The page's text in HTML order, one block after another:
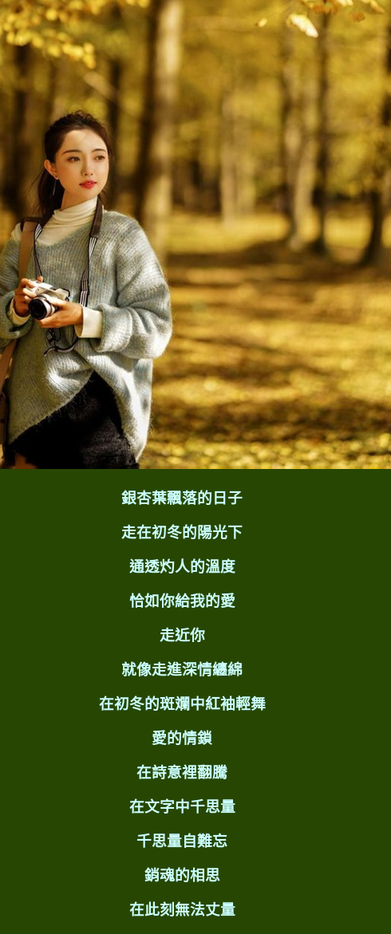
銀杏葉飄落的日子
走在初冬的陽光下
通透灼人的溫度
恰如你給我的愛
走近你
就像走進深情纏綿
在初冬的斑斕中紅袖輕舞
愛的情鎖
在詩意裡翻騰
在文字中千思量
千思量自難忘
銷魂的相思
在此刻無法丈量